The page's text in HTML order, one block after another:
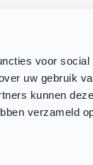
voor social
uw gebruik
kunnen
verzameld
(tijdens